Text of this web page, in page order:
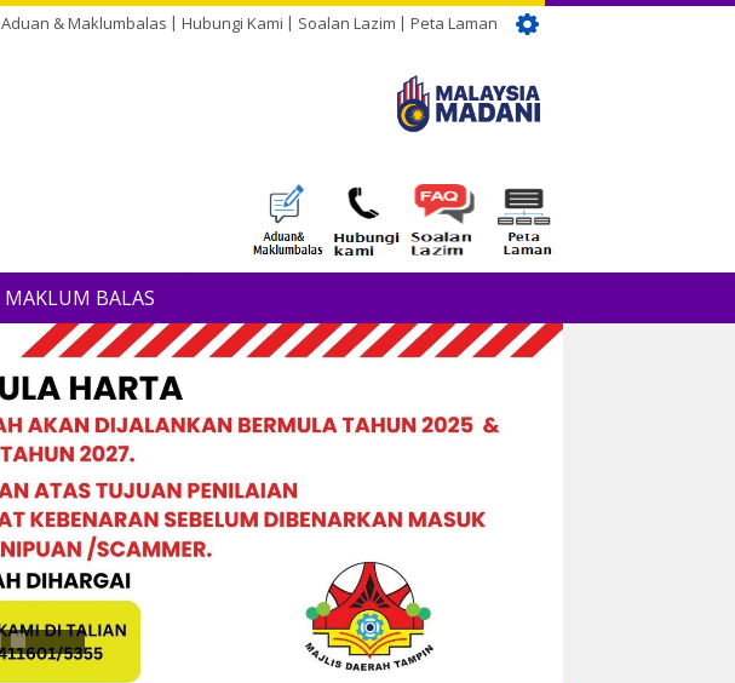
Aduan & Maklumbalas Hubungi Kami Soalan Lazim Peta Laman
MAKLUM BALAS